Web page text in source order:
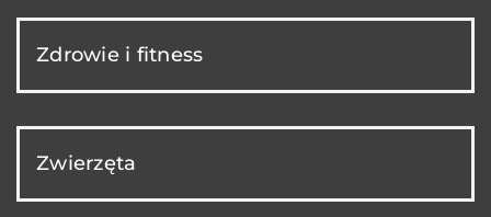
Zdrowie i fitness
Zwierzęta